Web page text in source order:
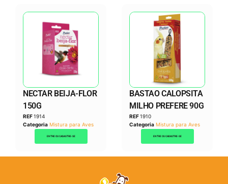
NECTAR BEIJA-FLOR
150G
REF1914
Categoria Mistura para Aves
ENTRE OU CADASTRE-SE
BASTAO CALOPSITA
MILHO PREFERE 90G
REF1910
Categoria Mistura para Aves
ENTRE OU CADASTRE-SE